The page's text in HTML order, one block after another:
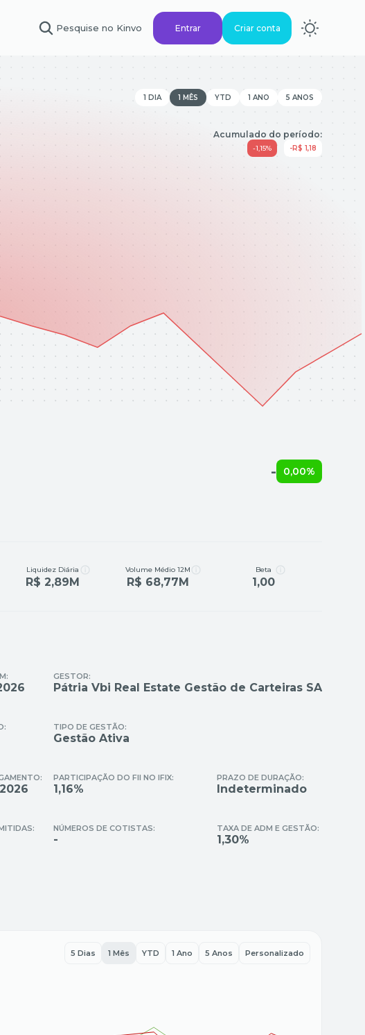
Pesquise no Kinvo Entrar Criar conta
1 DIA 1 MÊS YTD 1 ANO 5 ANOS
Acumulado do período:
-1,15% -R$ 1,18
- 0,00%
Liquidez Diária
R$ 2,89M
Volume Médio 12M
R$ 68,77M
Beta
1,00
GESTOR:
Pátria Vbi Real Estate Gestão de Carteiras SA
TIPO DE GESTÃO:
Gestão Ativa
PARTICIPAÇÃO DO FII NO IFIX:
1,16%
PRAZO DE DURAÇÃO:
Indeterminado
TAXA DE ADM E GESTÃO:
1,30%
NÚMEROS DE COTISTAS:
-
5 Dias 1 Mês YTD 1 Ano 5 Anos Personalizado